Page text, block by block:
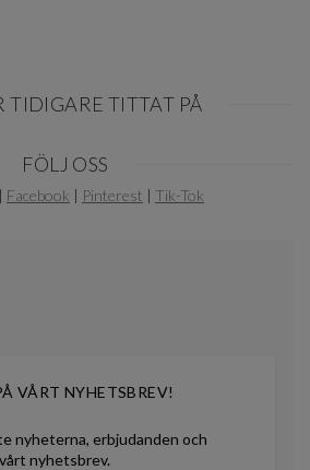
TIDIGARE TITTAT PÅ
FÖLJ OSS
| Facebook | Pinterest | Tik-Tok
VÅRT NYHETSBREV!
nyheterna, erbjudanden och
nyhetsbrev.